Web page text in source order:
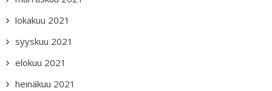
lokakuu 2021
syyskuu 2021
elokuu 2021
heinäkuu 2021